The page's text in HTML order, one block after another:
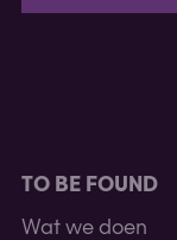
TO BE FOUND
Wat we doen